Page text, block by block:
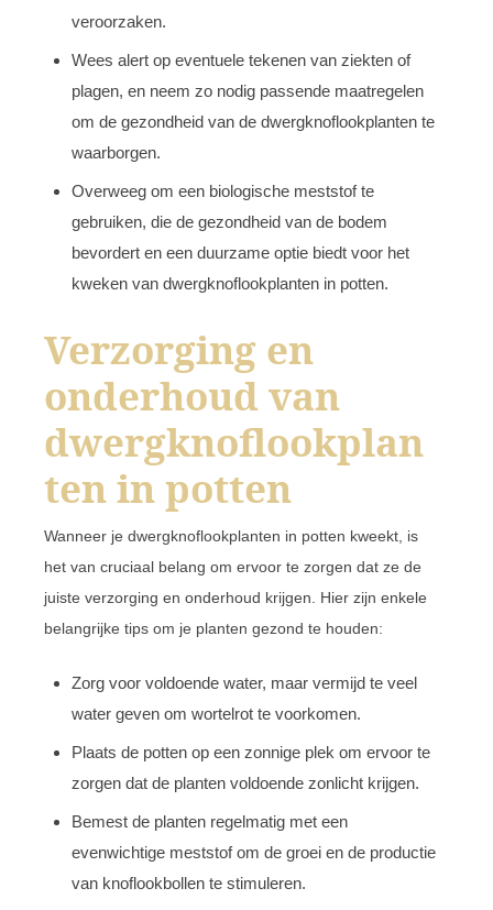
veroorzaken.
Wees alert op eventuele tekenen van ziekten of
plagen, en neem zo nodig passende maatregelen
om de gezondheid van de dwergknoflookplanten te
waarborgen.
Overweeg om een biologische meststof te
gebruiken, die de gezondheid van de bodem
bevordert en een duurzame optie biedt voor het
kweken van dwergknoflookplanten in potten.
Verzorging en
onderhoud van
dwergknoflookplan
ten in potten
Wanneer je dwergknoflookplanten in potten kweekt, is
het van cruciaal belang om ervoor te zorgen dat ze de
juiste verzorging en onderhoud krijgen. Hier zijn enkele
belangrijke tips om je planten gezond te houden:
Zorg voor voldoende water, maar vermijd te veel
water geven om wortelrot te voorkomen.
Plaats de potten op een zonnige plek om ervoor te
zorgen dat de planten voldoende zonlicht krijgen.
Bemest de planten regelmatig met een
evenwichtige meststof om de groei en de productie
van knoflookbollen te stimuleren.